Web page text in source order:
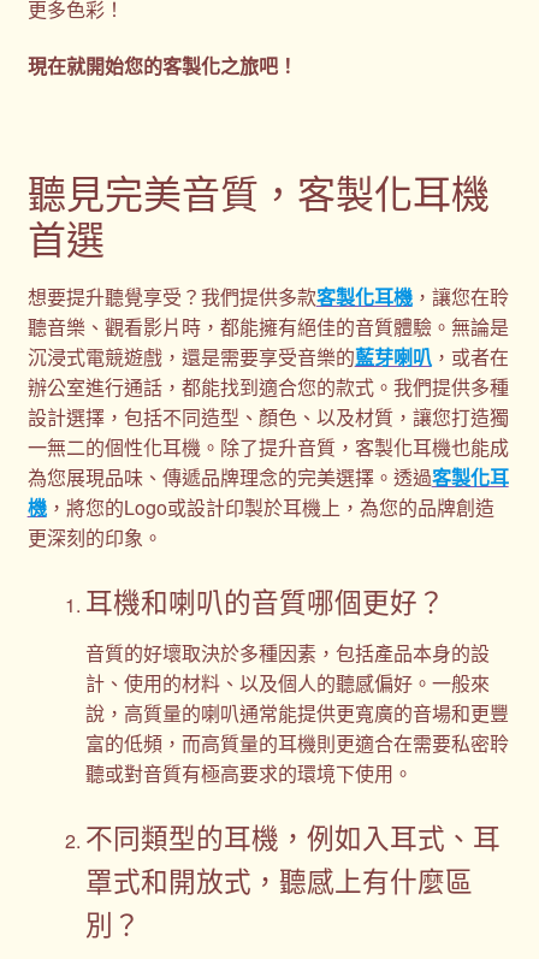
更多色彩！
現在就開始您的客製化之旅吧！
聽見完美音質，客製化耳機
首選
想要提升聽覺享受？我們提供多款客製化耳機，讓您在聆
聽音樂、觀看影片時，都能擁有絕佳的音質體驗。無論是
沉浸式電競遊戲，還是需要享受音樂的藍芽喇叭，或者在
辦公室進行通話，都能找到適合您的款式。我們提供多種
設計選擇，包括不同造型、顏色、以及材質，讓您打造獨
一無二的個性化耳機。除了提升音質，客製化耳機也能成
為您展現品味、傳遞品牌理念的完美選擇。透過客製化耳
機，將您的Logo或設計印製於耳機上，為您的品牌創造
更深刻的印象。
耳機和喇叭的音質哪個更好？
音質的好壞取決於多種因素，包括產品本身的設
計、使用的材料、以及個人的聽感偏好。一般來
說，高質量的喇叭通常能提供更寬廣的音場和更豐
富的低頻，而高質量的耳機則更適合在需要私密聆
聽或對音質有極高要求的環境下使用。
不同類型的耳機，例如入耳式、耳
罩式和開放式，聽感上有什麼區
別？